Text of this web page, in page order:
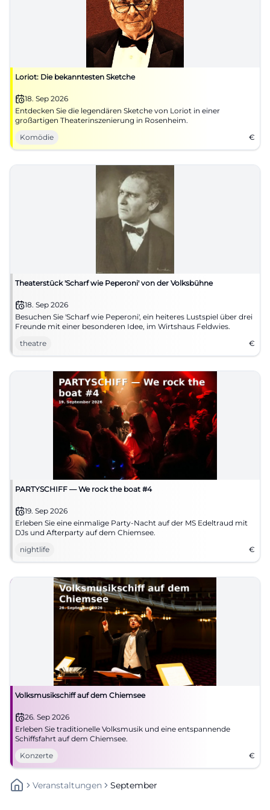
Loriot: Die bekanntesten Sketche
18. Sep 2026
Entdecken Sie die legendären Sketche von Loriot in einer
großartigen Theaterinszenierung in Rosenheim.
Komödie
€
Theaterstück 'Scharf wie Peperoni' von der Volksbühne
18. Sep 2026
Besuchen Sie 'Scharf wie Peperoni', ein heiteres Lustspiel über drei
Freunde mit einer besonderen Idee, im Wirtshaus Feldwies.
theatre
€
PARTYSCHIFF — We rock the boat #4
19. Sep 2026
Erleben Sie eine einmalige Party-Nacht auf der MS Edeltraud mit
DJs und Afterparty auf dem Chiemsee.
nightlife
€
Volksmusikschiff auf dem Chiemsee
26. Sep 2026
Erleben Sie traditionelle Volksmusik und eine entspannende
Schiffsfahrt auf dem Chiemsee.
Konzerte
€
Veranstaltungen September